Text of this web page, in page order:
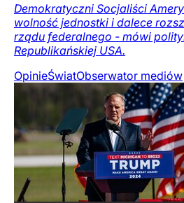
Demokratyczni Socjaliści
wolność jednostki i dalece
rządu federalnego - mówi
Republikańskiej USA.
OpinieŚwiatObserwator mediów